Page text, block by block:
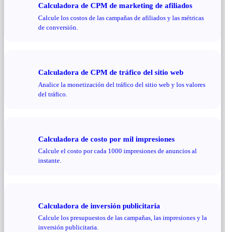
Calculadora de CPM de marketing de afiliados
Calcule los costos de las campañas de afiliados y las métricas
de conversión.
Calculadora de CPM de tráfico del sitio web
Analice la monetización del tráfico del sitio web y los valores
del tráfico.
Calculadora de costo por mil impresiones
Calcule el costo por cada 1000 impresiones de anuncios al
instante.
Calculadora de inversión publicitaria
Calcule los presupuestos de las campañas, las impresiones y la
inversión publicitaria.